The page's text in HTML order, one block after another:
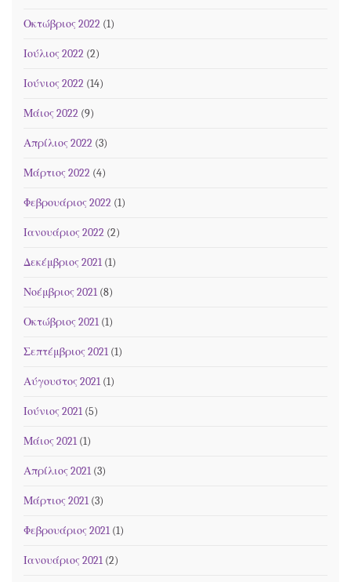
Οκτώβριος 2022 (1)
Ιούλιος 2022 (2)
Ιούνιος 2022 (14)
Μάιος 2022 (9)
Απρίλιος 2022 (3)
Μάρτιος 2022 (4)
Φεβρουάριος 2022 (1)
Ιανουάριος 2022 (2)
Δεκέμβριος 2021 (1)
Νοέμβριος 2021 (8)
Οκτώβριος 2021 (1)
Σεπτέμβριος 2021 (1)
Αύγουστος 2021 (1)
Ιούνιος 2021 (5)
Μάιος 2021 (1)
Απρίλιος 2021 (3)
Μάρτιος 2021 (3)
Φεβρουάριος 2021 (1)
Ιανουάριος 2021 (2)